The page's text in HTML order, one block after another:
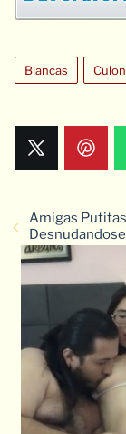
Blancas
Amigas Putitas